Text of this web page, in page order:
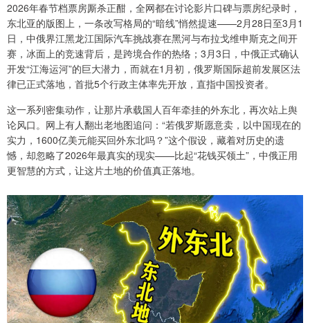
2026年春节档票房厮杀正酣，全网都在讨论影片口碑与票房纪录时，
东北亚的版图上，一条改写格局的“暗线”悄然提速——2月28日至3月1
日，中俄界江黑龙江国际汽车挑战赛在黑河与布拉戈维申斯克之间开
赛，冰面上的竞速背后，是跨境合作的热络；3月3日，中俄正式确认
开发“江海运河”的巨大潜力，而就在1月初，俄罗斯国际超前发展区法
律已正式落地，首批5个行政主体率先开放，直指中国投资者。
这一系列密集动作，让那片承载国人百年牵挂的外东北，再次站上舆
论风口。网上有人翻出老地图追问：“若俄罗斯愿意卖，以中国现在的
实力，1600亿美元能买回外东北吗？”这个假设，藏着对历史的遗
憾，却忽略了2026年最真实的现实——比起“花钱买领土”，中俄正用
更智慧的方式，让这片土地的价值真正落地。